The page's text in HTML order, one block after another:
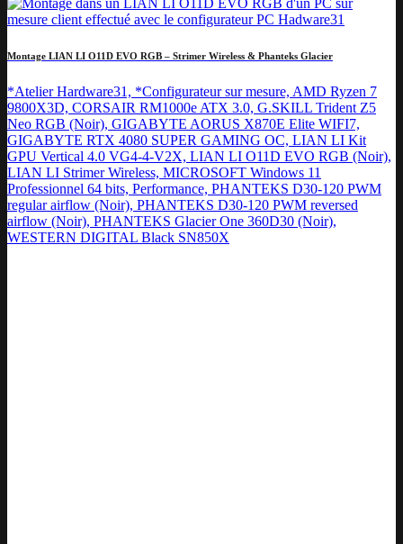
Montage LIAN LI O11D EVO RGB – Strimer Wireless & Phanteks Glacier
*Atelier Hardware31, *Configurateur sur mesure, AMD Ryzen 7
9800X3D, CORSAIR RM1000e ATX 3.0, G.SKILL Trident Z5
Neo RGB (Noir), GIGABYTE AORUS X870E Elite WIFI7,
GIGABYTE RTX 4080 SUPER GAMING OC, LIAN LI Kit
GPU Vertical 4.0 VG4-4-V2X, LIAN LI O11D EVO RGB (Noir),
LIAN LI Strimer Wireless, MICROSOFT Windows 11
Professionnel 64 bits, Performance, PHANTEKS D30-120 PWM
regular airflow (Noir), PHANTEKS D30-120 PWM reversed
airflow (Noir), PHANTEKS Glacier One 360D30 (Noir),
WESTERN DIGITAL Black SN850X